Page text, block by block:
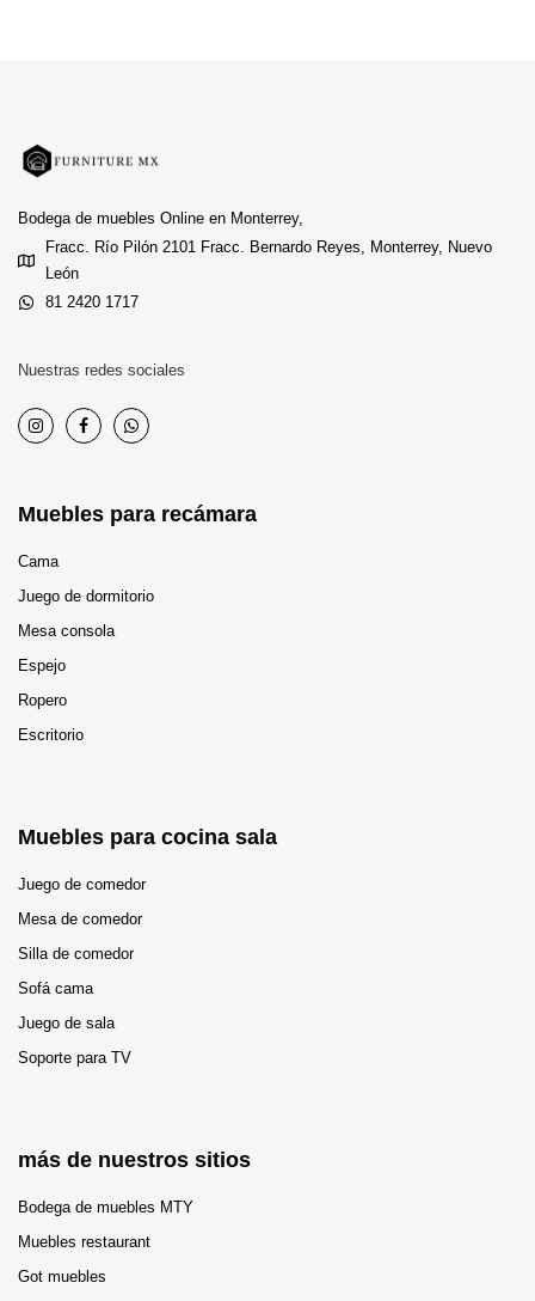
Bodega de muebles Online en Monterrey,
Fracc. Río Pilón 2101 Fracc. Bernardo Reyes, Monterrey, Nuevo
León
81 2420 1717
Nuestras redes sociales
Muebles para recámara
Cama
Juego de dormitorio
Mesa consola
Espejo
Ropero
Escritorio
Muebles para cocina sala
Juego de comedor
Mesa de comedor
Silla de comedor
Sofá cama
Juego de sala
Soporte para TV
más de nuestros sitios
Bodega de muebles MTY
Muebles restaurant
Got muebles